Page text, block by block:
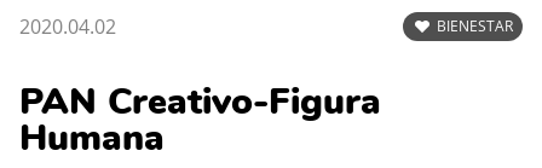
2020.04.02 BIENESTAR
PAN Creativo-Figura
Humana